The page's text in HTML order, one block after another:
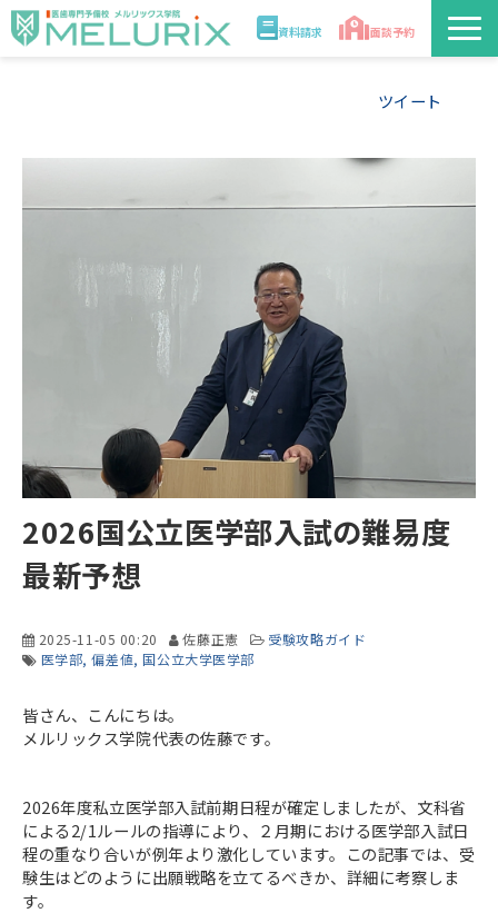
資料請求 面談予約
入学案内
合格実績・合格体験記
ツイート
2026国公立医学部入試の難易度
最新予想
2025-11-05 00:20 佐藤正憲
受験攻略ガイド
医学部 偏差値 国公立大学医学部
皆さん、こんにちは。
メルリックス学院代表の佐藤です。
2026年度私立医学部入試前期日程が確定しましたが、文科省
による2/1ルールの指導により、２月期における医学部入試日
程の重なり合いが例年より激化しています。この記事では、受
験生はどのように出願戦略を立てるべきか、詳細に考察しま
す。